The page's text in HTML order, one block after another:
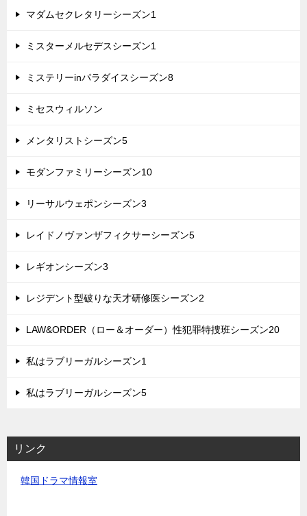
マダムセクレタリーシーズン1
ミスターメルセデスシーズン1
ミステリーinパラダイスシーズン8
ミセスウィルソン
メンタリストシーズン5
モダンファミリーシーズン10
リーサルウェポンシーズン3
レイドノヴァンザフィクサーシーズン5
レギオンシーズン3
レジデント型破りな天才研修医シーズン2
LAW&ORDER（ロー＆オーダー）性犯罪特捜班シーズン20
私はラブリーガルシーズン1
私はラブリーガルシーズン5
リンク
韓国ドラマ情報室